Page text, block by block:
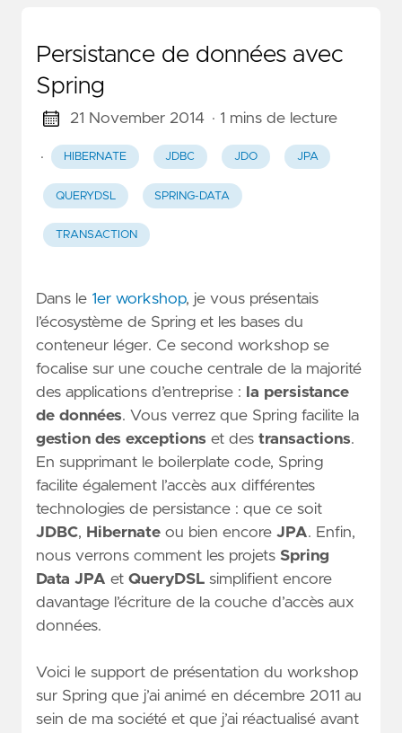
Persistance de données avec
Spring
21 November 2014 · 1 mins de lecture
· HIBERNATE JDBC JDO JPA
QUERYDSL SPRING-DATA
TRANSACTION
Dans le 1er workshop, je vous présentais
l’écosystème de Spring et les bases du
conteneur léger. Ce second workshop se
focalise sur une couche centrale de la majorité
des applications d’entreprise :
la persistance
de données. Vous verrez que Spring facilite la
gestion des exceptions et des transactions.
En supprimant le boilerplate code, Spring
facilite également l’accès aux différentes
technologies de persistance : que ce soit
JDBC, Hibernate ou bien encore JPA. Enfin,
nous verrons comment les projets Spring
Data JPA et QueryDSL simplifient encore
davantage l’écriture de la couche d’accès aux
données.
Voici le support de présentation du workshop
sur Spring que j’ai animé en décembre 2011 au
sein de ma société et que j’ai réactualisé avant